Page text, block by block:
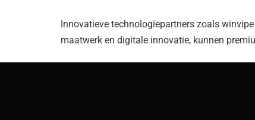
Innovatieve technologiepartners zoals
maatwerk en digitale innovatie, kunnen